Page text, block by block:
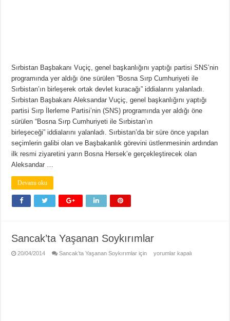
Sırbistan Başbakanı Vuçiç, genel başkanlığını yaptığı partisi SNS’nin
programında yer aldığı öne sürülen ”Bosna Sırp Cumhuriyeti ile
Sırbistan’ın birleşerek ortak devlet kuracağı” iddialarını yalanladı.
Sırbistan Başbakanı Aleksandar Vuçiç, genel başkanlığını yaptığı
partisi Sırp İlerleme Partisi’nin (SNS) programında yer aldığı öne
sürülen “Bosna Sırp Cumhuriyeti ile Sırbistan’ın
birleşeceği” iddialarını yalanladı. Sırbistan’da bir süre önce yapılan
seçimlerin galibi olan ve Başbakanlık görevini üstlenmesinin ardından
ilk resmi ziyaretini yarın Bosna Hersek’e gerçekleştirecek olan
Aleksandar …
Devamı oku
Sancak’ta Yaşanan Soykırımlar
20/04/2014 Sancak’ta Yaşanan Soykırımlar için yorumlar kapalı